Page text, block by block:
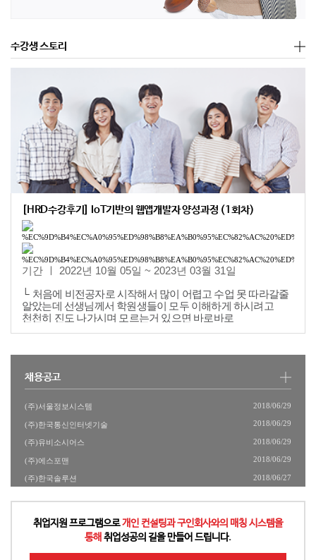
수강생 스토리
[HRD수강후기] IoT기반의 웹앱개발자 양성과정 (1회차)
기간 ㅣ 2022년 10월 05일 ~ 2023년 03월 31일
└ 처음에 비전공자로 시작해서 많이 어렵고 수업 못 따라갈줄
알았는데 선생님께서 학원생들이 모두 이해하게 하시려고
천천히 진도 나가시며 모르는거 있으면 바로바로
└친절하시고 자세하게 6개월간 너무 기분좋게 배웠습니다
└이정호 선생님께 많은 것을 배울 수 있었습니다. 처음 배워서
걱정했었는데 자세히
설명해주시고 친절하게 알려주셔서 잘 배울 수 있었습니다.
└웹개발부터 안드로이드까지 다양한 내용을 배울 수 있어
유익했습니다.
쉽게 잘 가르쳐주셔서 도움이 많이 되었습니다.
└이정호선생님의 이해하기 쉬운 강의 덕분에 비전공자도
사회의 일원이 되어 잘 지내겠습니다
채용공고
(주)서울정보시스템 2018/06/29
(주)한국통신인터넷기술 2018/06/29
(주)유비소시어스 2018/06/29
(주)에스포맨 2018/06/29
(주)한국솔루션 2018/06/27
취업지원 프로그램으로개인 컨설팅과 구인회사와의 매칭 시스템을
통해 취업성공의 길을 만들어 드립니다.